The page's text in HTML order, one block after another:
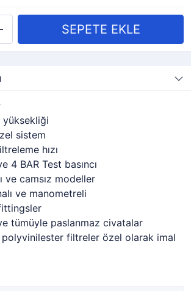
yüksekliği
sistem
hızı
4 BAR Test basıncı
ve camsız modeller
ve manometreli
tümüyle paslanmaz civatalar
polyvinilester filtreler özel olarak imal